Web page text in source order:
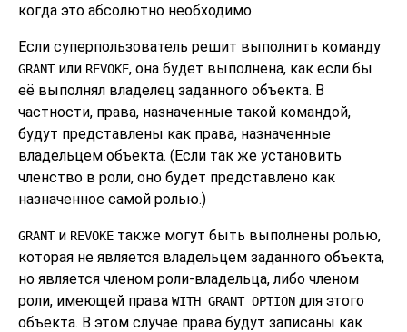
когда это абсолютно необходимо.
Если суперпользователь решит выполнить команду
GRANTили REVOKE, она будет выполнена, как если бы
её выполнял владелец заданного объекта. В
частности, права, назначенные такой командой,
будут представлены как права, назначенные
владельцем объекта. (Если так же установить
членство в роли, оно будет представлено как
назначенное самой ролью.)
GRANTи REVOKE также могут быть выполнены ролью,
которая не является владельцем заданного объекта,
но является членом роли-владельца, либо членом
роли, имеющей права WITH GRANT OPTION для этого
объекта. В этом случае права будут записаны как